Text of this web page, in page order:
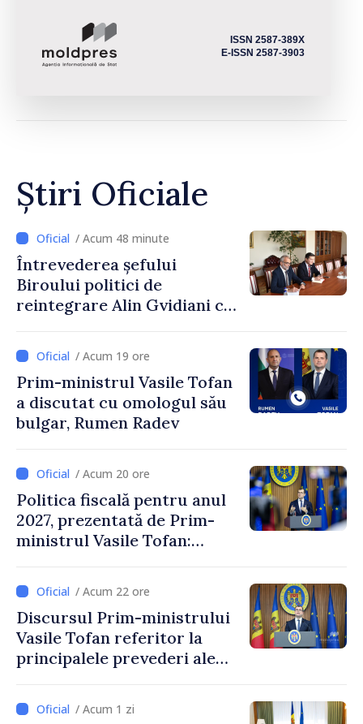
ISSN 2587-389X
E-ISSN 2587-3903
Știri Oficiale
/ Acum 48 minute
Întrevederea șefului
Biroului politici de
reintegrare Alin Gvidiani cu
Comitetului Internațional al
Crucii Roșii în Moldova
/ Acum 19 ore
Prim-ministrul Vasile Tofan
a discutat cu omologul său
bulgar, Rumen Radev
/ Acum 20 ore
Politica fiscală pentru anul
2027, prezentată de Prim-
ministrul Vasile Tofan:
stimularea investițiilor și o
taxare mai echitabilă
/ Acum 22 ore
Discursul Prim-ministrului
Vasile Tofan referitor la
principalele prevederi ale
2027
/ Acum 1 zi